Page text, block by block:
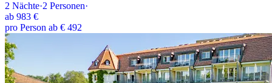
2 Nächte·2 Personen·
ab 983 €
pro Person ab € 492